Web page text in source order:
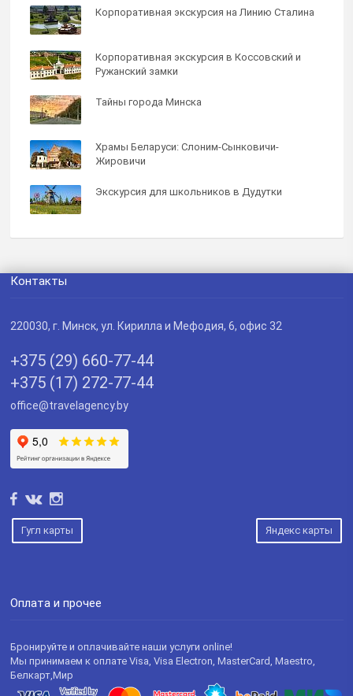
Корпоративная экскурсия на Линию Сталина
Корпоративная экскурсия в Коссовский и
Ружанский замки
Тайны города Минска
Храмы Беларуси: Слоним-Сынковичи-
Жировичи
Экскурсия для школьников в Дудутки
Контакты
220030, г. Минск, ул. Кирилла и Мефодия, 6, офис 32
+375 (29) 660-77-44
+375 (17) 272-77-44
office@travelagency.by
Гугл карты Яндекс карты
Оплата и прочее
Бронируйте и оплачивайте наши услуги online!
Мы принимаем к оплате Visa, Visa Electron, MasterCard, Maestro,
Белкарт,Мир